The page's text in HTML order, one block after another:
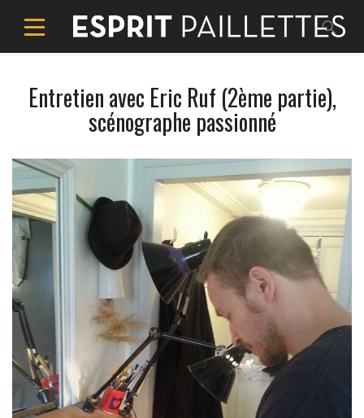
Entretien avec Eric Ruf (2ème partie),
scénographe passionné